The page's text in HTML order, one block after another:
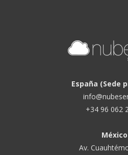
España (Sede
+34 96 062
México
Av.